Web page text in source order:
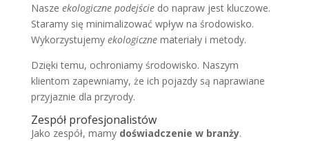
Nasze ekologiczne podejściedo napraw jest kluczowe.
Staramy się minimalizować wpływ na środowisko.
Wykorzystujemy ekologicznemateriały i metody.
Dzięki temu, ochroniamy środowisko. Naszym
klientom zapewniamy, że ich pojazdy są naprawiane
przyjaznie dla przyrody.
Zespół profesjonalistów
Jako zespół, mamy doświadczenie w branży.